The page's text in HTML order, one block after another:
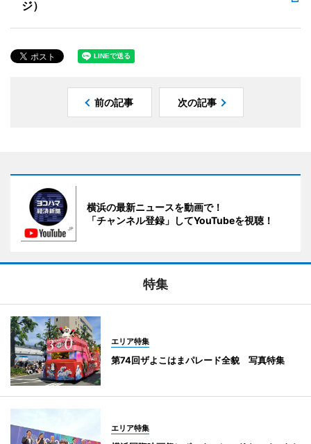
ジ）
前の記事 次の記事
横浜の最新ニュースを動画で！
「チャンネル登録」してYouTubeを視聴！
特集
エリア特集
第74回ザよこはまパレード全貌 写真特集
エリア特集